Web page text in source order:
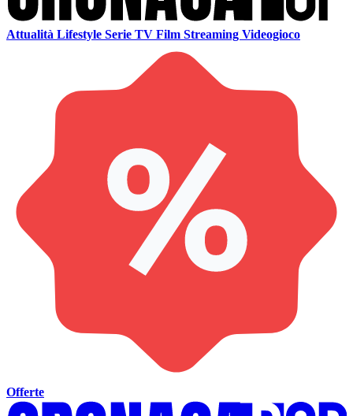
Attualità Lifestyle Serie TV Film Streaming Videogioco
Offerte